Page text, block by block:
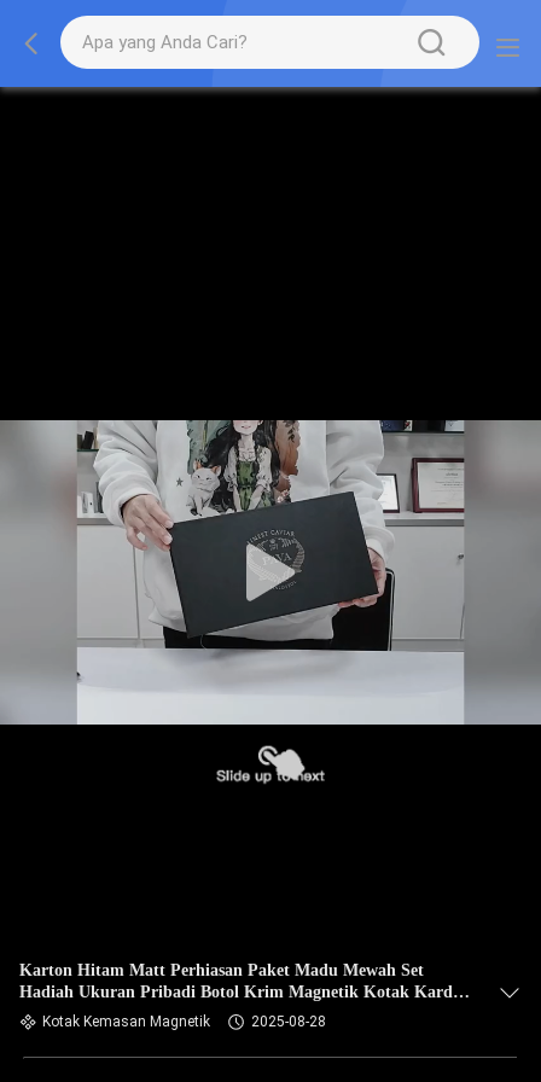
Karton Hitam Matt Perhiasan Paket Madu Mewah Set
Hadiah Ukuran Pribadi Botol Krim Magnetik Kotak Kardus
Kekuatan
Kotak Kemasan Magnetik 2025-08-28